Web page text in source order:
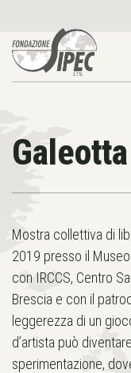
Mostra collettiva di
2019 presso il
con IRCCS, Centro
Brescia e con il
leggerezza di un
d’artista può
sperimentazione,